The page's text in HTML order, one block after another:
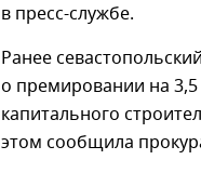
в пресс-службе.
Ранее
о премировании на
капитального
этом сообщила